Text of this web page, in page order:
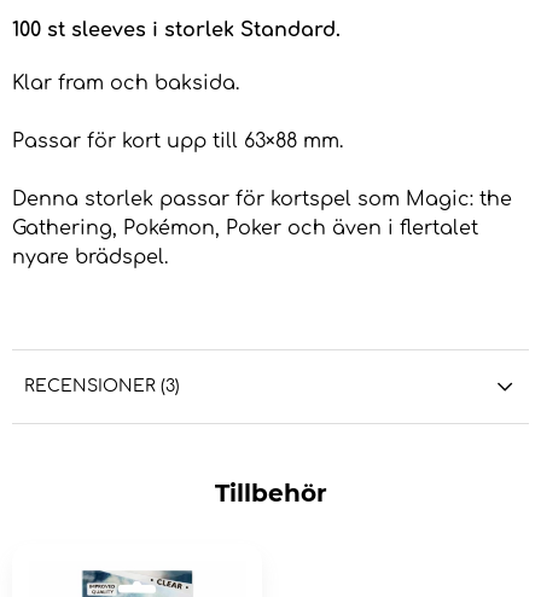
100 st sleeves i storlek Standard.
Klar fram och baksida.
Passar för kort upp till 63×88 mm.
Denna storlek passar för kortspel som Magic: the
Gathering, Pokémon, Poker och även i flertalet
nyare brädspel.
RECENSIONER (3)
Tillbehör